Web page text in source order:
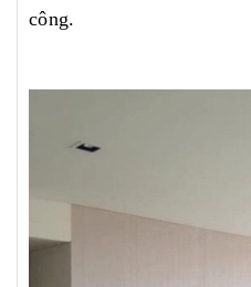
công.